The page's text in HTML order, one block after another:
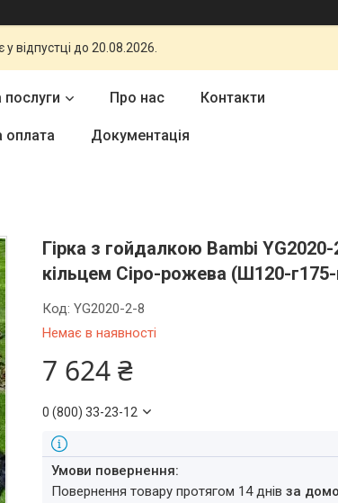
відпустці до 20.08.2026.
послуги Про нас Контакти
оплата Документація
Гірка з гойдалкою Bambi
кільцем Сіро-рожева (Ш120-
Немає в наявності
Код:YG2020-2-8
7 624 ₴
0 (800) 33-23-12
повернення товару протягом 14 днівза